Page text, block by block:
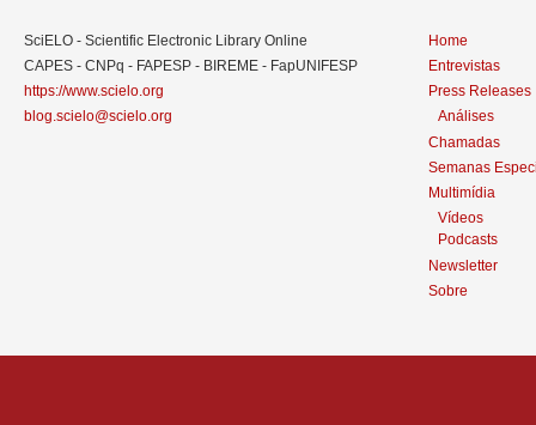
SciELO - Scientific Electronic Library Online
CAPES - CNPq - FAPESP - BIREME - FapUNIFESP
https://www.scielo.org
blog.scielo@scielo.org
Home
Entrevistas
Press Releases
Análises
Chamadas
Semanas
Multimídia
Vídeos
Podcasts
Newsletter
Sobre